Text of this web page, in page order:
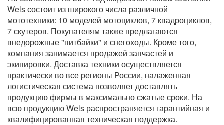
Wels состоит из широкого числа различной
мототехники: 10 моделей мотоциклов, 7 квадроциклов,
7 скутеров. Покупателям также предлагаются
внедорожные "питбайки" и снегоходы. Кроме того,
компания занимается продажей запчастей и
экипировки. Доставка техники осуществляется
практически во все регионы России, налаженная
логистическая система позволяет доставлять
продукцию фирмы в максимально сжатые сроки. На
всю продукцию Wels распространяется гарантийная и
квалифицированная техническая поддержка.